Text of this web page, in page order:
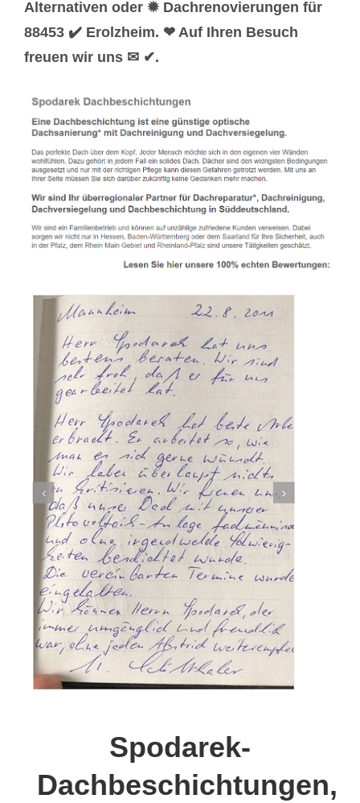
Alternativen oder ✹ Dachrenovierungen für
88453 ✔️ Erolzheim. ❤ Auf Ihren Besuch
freuen wir uns ✉ ✔.
Spodarek-
Dachbeschichtungen,